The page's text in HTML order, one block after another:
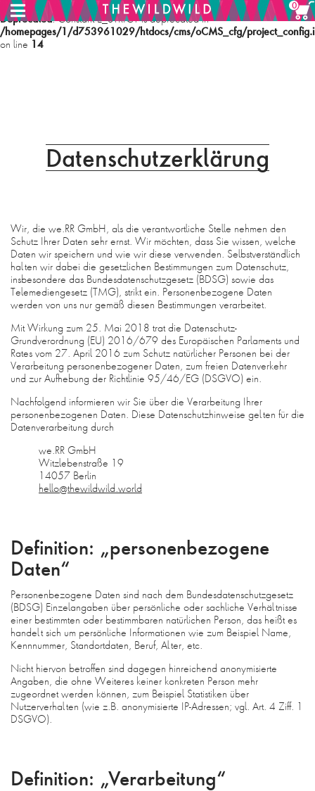
Deprecated: Constant E_STRICT is deprecated in
/homepages/1/d753961029/htdocs/cms/oCMS_cfg/
on line 14
HOME
PHILOSOPHIE
CONTACT
AGB
DATENSCHUTZ
DE
EN
0
Datenschutzerklärung
Wir, die we.RR GmbH, als die verantwortliche Stelle nehmen den
Schutz Ihrer Daten sehr ernst. Wir möchten, dass Sie wissen, welche
Daten wir speichern und wie wir diese verwenden. Selbstverständlich
halten wir dabei die gesetzlichen Bestimmungen zum Datenschutz,
insbesondere das Bundesdatenschutzgesetz (BDSG) sowie das
Telemediengesetz (TMG), strikt ein. Personenbezogene Daten
werden von uns nur gemäß diesen Bestimmungen verarbeitet.
Mit Wirkung zum 25. Mai 2018 trat die Datenschutz-
Grundverordnung (EU) 2016/679 des Europäischen Parlaments und
Rates vom 27. April 2016 zum Schutz natürlicher Personen bei der
Verarbeitung personenbezogener Daten, zum freien Datenverkehr
und zur Aufhebung der Richtlinie 95/46/EG (DSGVO) ein.
Nachfolgend informieren wir Sie über die Verarbeitung Ihrer
personenbezogenen Daten. Diese Datenschutzhinweise gelten für die
Datenverarbeitung durch
we.RR GmbH
Witzlebenstraße 19
14057 Berlin
hello@thewildwild.world
Definition: „personenbezogene
Daten“
Personenbezogene Daten sind nach dem Bundesdatenschutzgesetz
(BDSG) Einzelangaben über persönliche oder sachliche Verhältnisse
einer bestimmten oder bestimmbaren natürlichen Person, das heißt es
handelt sich um persönliche Informationen wie zum Beispiel Name,
Kennnummer, Standortdaten, Beruf, Alter, etc.
Nicht hiervon betroffen sind dagegen hinreichend anonymisierte
Angaben, die ohne Weiteres keiner konkreten Person mehr
zugeordnet werden können, zum Beispiel Statistiken über
Nutzerverhalten (wie z.B. anonymisierte IP-Adressen; vgl. Art. 4 Ziff. 1
DSGVO).
Definition: „Verarbeitung“